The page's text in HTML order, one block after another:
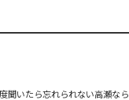
聞いたら忘れられない高瀬なら